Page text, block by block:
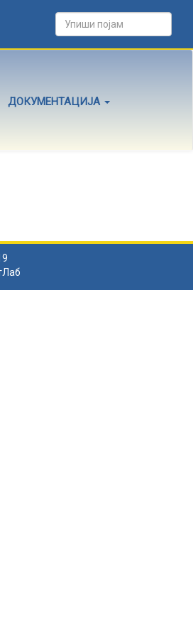
ДОКУМЕНТАЦИЈА